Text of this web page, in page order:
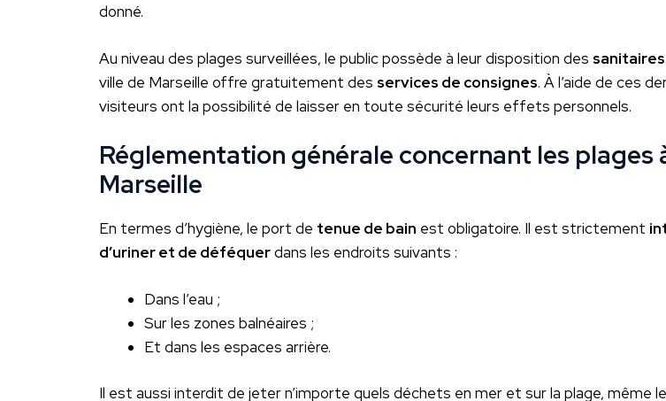
donné.
Au niveau des plages surveillées, le public possède à leur disposition des sanitaires
ville de Marseille offre gratuitement des services de consignes. À l’aide de ces
visiteurs ont la possibilité de laisser en toute sécurité leurs effets personnels.
Réglementation générale concernant les plages
Marseille
En termes d’hygiène, le port de tenue de bain est obligatoire. Il est strictement
d’uriner et de déféquerdans les endroits suivants :
Dans l’eau ;
Sur les zones balnéaires ;
Et dans les espaces arrière.
Il est aussi interdit de jeter n’importe quels déchets en mer et sur la plage, même